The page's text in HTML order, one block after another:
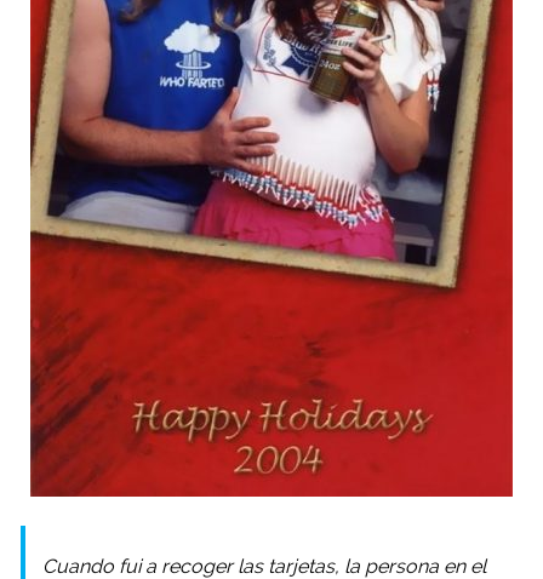
Cuando fui a recoger las tarjetas, la persona en el